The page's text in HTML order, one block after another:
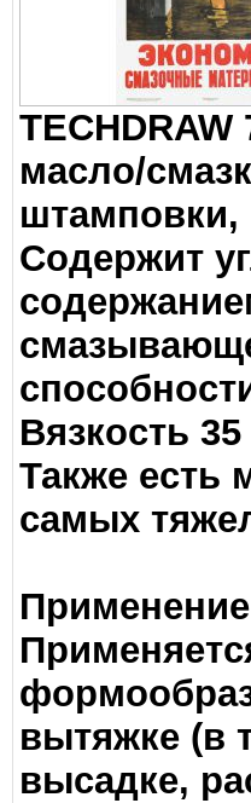
масло/
штамповки,
Содержит
Вязкость 35
Также есть
самых
вытяжке (в
высадке,